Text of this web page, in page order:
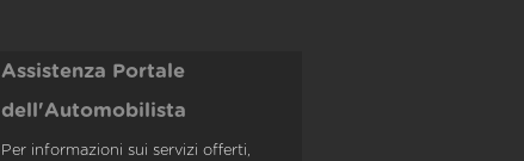
Assistenza Portale
dell'Automobilista
Per informazioni sui servizi offerti,